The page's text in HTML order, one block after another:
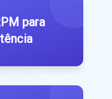
para